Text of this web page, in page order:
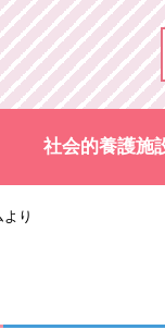
社会的養護施
り